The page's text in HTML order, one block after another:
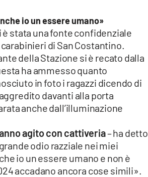
io un essere umano»
stata una fonte confidenziale
di San Costantino.
della Stazione si è recato dalla
ha ammesso quanto
in foto i ragazzi dicendo di
davanti alla porta
anche dall’illuminazione
agito con cattiveria– ha detto
odio razziale nei miei
io un essere umano e non è
accadano ancora cose simili».